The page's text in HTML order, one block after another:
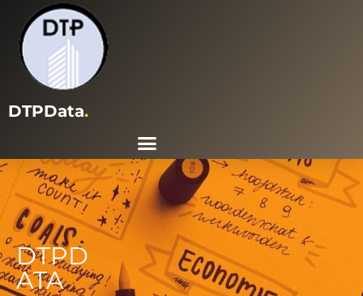
DTPData.
DTPD
ATA